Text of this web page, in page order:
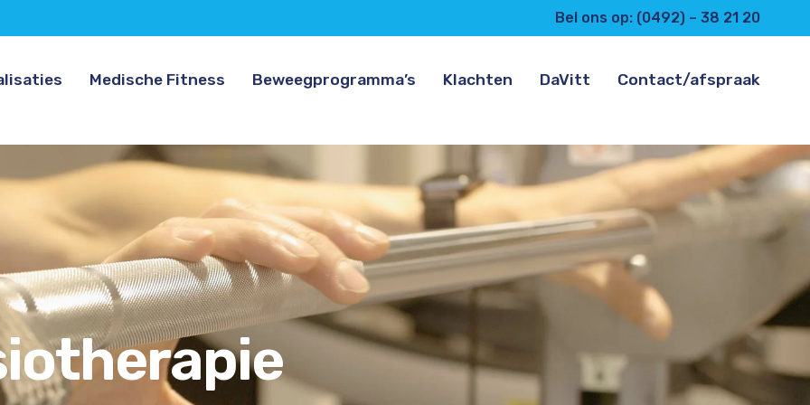
Bel ons op: (0492) – 38 21 20
Medische Fitness Beweegprogramma’s Klachten DaVitt Contact/afspraak